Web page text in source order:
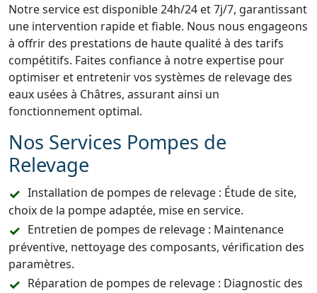
Notre service est disponible 24h/24 et 7j/7, garantissant
une intervention rapide et fiable. Nous nous engageons
à offrir des prestations de haute qualité à des tarifs
compétitifs. Faites confiance à notre expertise pour
optimiser et entretenir vos systèmes de relevage des
eaux usées à Châtres, assurant ainsi un
fonctionnement optimal.
Nos Services Pompes de
Relevage
Installation de pompes de relevage : Étude de site,
choix de la pompe adaptée, mise en service.
Entretien de pompes de relevage : Maintenance
préventive, nettoyage des composants, vérification des
paramètres.
Réparation de pompes de relevage : Diagnostic des